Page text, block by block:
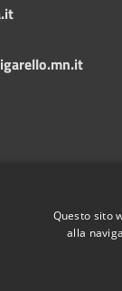
Questo sito
alla